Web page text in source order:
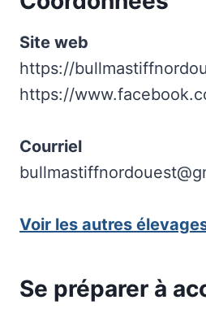
Site web
https://
https://
Courriel
Voir les autres
Se préparer à